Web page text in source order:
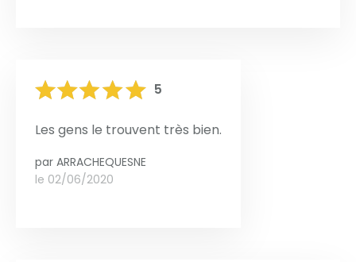
5
Les gens le trouvent très bien.
par ARRACHEQUESNE
le 02/06/2020